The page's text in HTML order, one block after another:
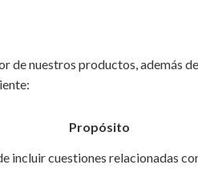
de nuestros productos, además
Propósito
incluir cuestiones relacionadas